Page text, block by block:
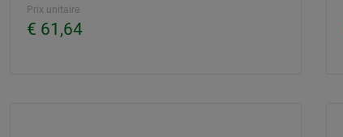
Prix unitaire
€ 61,64